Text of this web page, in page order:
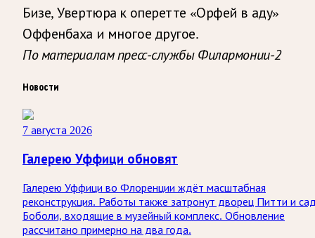
Бизе, Увертюра к оперетте «Орфей в аду»
Оффенбаха и многое другое.
По материалам пресс-службы Филармонии-2
Новости
7 августа 2026
Галерею Уффици обновят
Галерею Уффици во Флоренции ждёт масштабная
реконструкция. Работы также затронут дворец Питти и
Боболи, входящие в музейный комплекс. Обновление
рассчитано примерно на два года.